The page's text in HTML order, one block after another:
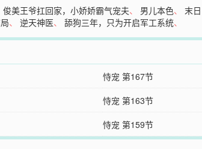
俊美王爷扛回家，小娇娇霸气宠夫、 男儿本色、末
、逆天神医、舔狗三年，只为开启军工系统、
恃宠 第167节
恃宠 第163节
恃宠 第159节